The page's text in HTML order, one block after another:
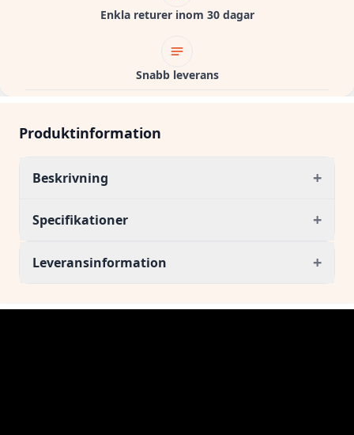
Enkla returer inom 30 dagar
Snabb leverans
Produktinformation
Beskrivning +
Specifikationer +
Leveransinformation +